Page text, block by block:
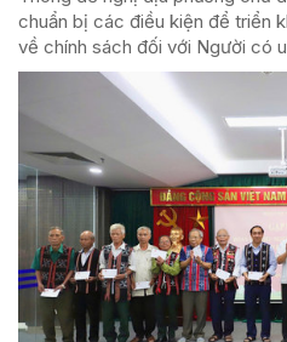
chuẩn bị các điều kiện để triển
về chính sách đối với Người có